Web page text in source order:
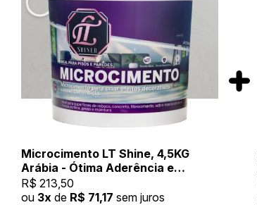
Microcimento LT Shine, 4,5KG
Arábia - Ótima Aderência e
Flexibilidade
R$ 213,50
ou 3x de R$ 71,17 sem juros